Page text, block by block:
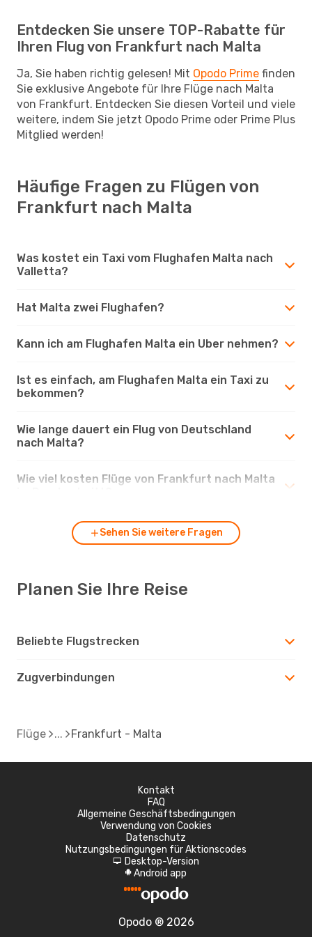
Entdecken Sie unsere TOP-Rabatte für
Ihren Flug von Frankfurt nach Malta
Ja, Sie haben richtig gelesen! Mit Opodo Prime finden
Sie exklusive Angebote für Ihre Flüge nach Malta
von Frankfurt. Entdecken Sie diesen Vorteil und viele
weitere, indem Sie jetzt Opodo Prime oder Prime Plus
Mitglied werden!
Häufige Fragen zu Flügen von
Frankfurt nach Malta
Was kostet ein Taxi vom Flughafen Malta nach
Valletta?
Hat Malta zwei Flughafen?
Kann ich am Flughafen Malta ein Uber nehmen?
Ist es einfach, am Flughafen Malta ein Taxi zu
bekommen?
Wie lange dauert ein Flug von Deutschland
nach Malta?
Wie viel kosten Flüge von Frankfurt nach Malta
Sehen Sie weitere Fragen
Planen Sie Ihre Reise
Beliebte Flugstrecken
Zugverbindungen
Flüge Frankfurt - Malta
Kontakt
FAQ
Allgemeine Geschäftsbedingungen
Verwendung von Cookies
Datenschutz
Nutzungsbedingungen für Aktionscodes
d Desktop-Version
A Android app
Opodo ® 2026